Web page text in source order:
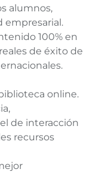
alumnos,
empresarial.
100% en
de éxito de
online.
de interacción
recursos